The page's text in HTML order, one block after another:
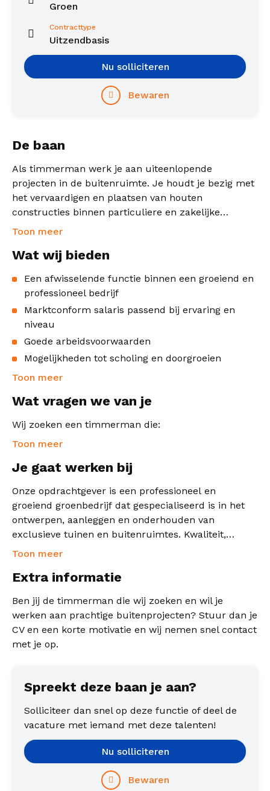
Groen
Contracttype
Uitzendbasis
Nu solliciteren
Bewaren
De baan
Als timmerman werk je aan uiteenlopende
projecten in de buitenruimte. Je houdt je bezig met
het vervaardigen en plaatsen van houten
constructies binnen particuliere en zakelijke
groenprojecten.
Toon meer
Wat wij bieden
Een afwisselende functie binnen een groeiend en
professioneel bedrijf
Marktconform salaris passend bij ervaring en
niveau
Goede arbeidsvoorwaarden
Mogelijkheden tot scholing en doorgroeien
Toon meer
Wat vragen we van je
Wij zoeken een timmerman die:
Toon meer
Je gaat werken bij
Onze opdrachtgever is een professioneel en
groeiend groenbedrijf dat gespecialiseerd is in het
ontwerpen, aanleggen en onderhouden van
exclusieve tuinen en buitenruimtes. Kwaliteit,
vakmanschap en persoonlijke aandacht staan
Toon meer
Extra informatie
Ben jij de timmerman die wij zoeken en wil je
werken aan prachtige buitenprojecten? Stuur dan je
CV en een korte motivatie en wij nemen snel contact
met je op.
Spreekt deze baan je aan?
Solliciteer dan snel op deze functie of deel de
vacature met iemand met deze talenten!
Nu solliciteren
Bewaren